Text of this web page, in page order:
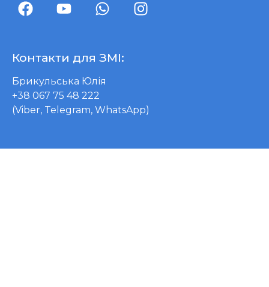
Контакти для ЗМІ:
Брикульська Юлія
+38 067 75 48 222
(Viber, Telegram, WhatsApp)